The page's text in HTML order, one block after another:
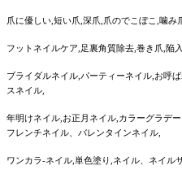
爪に優しい,短い爪,深爪,爪のでこぼこ,噛み
フットネイルケア,足裏角質除去,巻き爪,陥
ブライダルネイル,パーティーネイル,お呼
スネイル,
年明けネイル,お正月ネイル,カラーグラデ
フレンチネイル、バレンタインネイル,
ワンカラ‐ネイル,単色塗り,ネイル、ネイル